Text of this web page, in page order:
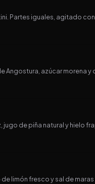
Partes iguales, agitado
Angostura, azúcar morena
de piña natural y hielo
limón fresco y sal de